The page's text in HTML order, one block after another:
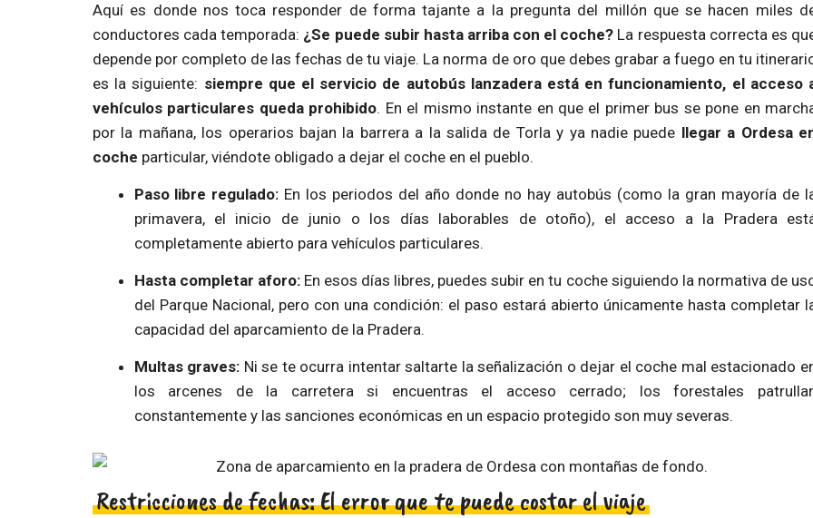
Aquí es donde nos toca responder de forma tajante a la pregunta del millón que se hacen miles
conductores cada temporada: ¿Se puede subir hasta arriba con el coche? La respuesta correcta es
depende por completo de las fechas de tu viaje. La norma de oro que debes grabar a fuego en tu
es la siguiente: siempre que el servicio de autobús lanzadera está en funcionamiento, el acceso
vehículos particulares queda prohibido. En el mismo instante en que el primer bus se pone en
por la mañana, los operarios bajan la barrera a la salida de Torla y ya nadie puede llegar a Ordesa
coche particular, viéndote obligado a dejar el coche en el pueblo.
Paso libre regulado: En los periodos del año donde no hay autobús (como la gran mayoría de
primavera, el inicio de junio o los días laborables de otoño), el acceso a la Pradera
completamente abierto para vehículos particulares.
Hasta completar aforo:En esos días libres, puedes subir en tu coche siguiendo la normativa de
del Parque Nacional, pero con una condición: el paso estará abierto únicamente hasta completar
capacidad del aparcamiento de la Pradera.
Multas graves: Ni se te ocurra intentar saltarte la señalización o dejar el coche mal estacionado
los arcenes de la carretera si encuentras el acceso cerrado; los forestales
constantemente y las sanciones económicas en un espacio protegido son muy severas.
Restricciones de fechas: El error que te puede costar el viaje